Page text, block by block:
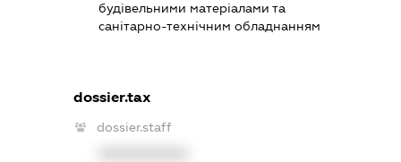
будівельними матеріалами та
санітарно-технічним обладнанням
dossier.tax
dossier.staff